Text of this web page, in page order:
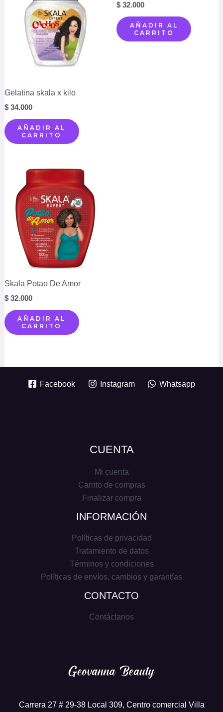
Gelatina skala x kilo
$34.000
AÑADIR AL
CARRITO
$ 32.000
AÑADIR AL
CARRITO
Skala Potao De Amor
$32.000
AÑADIR AL
CARRITO
Facebook Instagram Whatsapp
CUENTA
Mi cuenta
Carrito de compras
Finalizar compra
INFORMACIÓN
Políticas de privacidad
Tratamiento de datos
Términos y condiciones
Políticas de envíos, cambios y garantías
CONTACTO
Contáctanos
Carrera 27 # 29-38 Local 309, Centro comercial Villa